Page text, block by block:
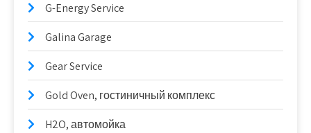
G-Energy Service
Galina Garage
Gear Service
Gold Oven, гостиничный комплекс
H2O, автомойка